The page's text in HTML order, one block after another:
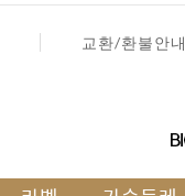
교환/환불안내